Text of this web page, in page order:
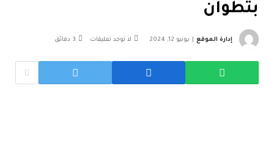
بتطوان
إدارة الموقع يونيو 12, 2024 لا توجد تعليقات 3 دقائق